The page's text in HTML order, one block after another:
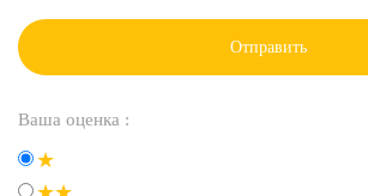
Отправить
Ваша оценка :